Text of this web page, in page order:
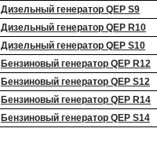
Дизельный генератор QEP S9
Дизельный генератор QEP R10
Дизельный генератор QEP S10
Бензиновый генератор QEP R12
Бензиновый генератор QEP S12
Бензиновый генератор QEP R14
Бензиновый генератор QEP S14